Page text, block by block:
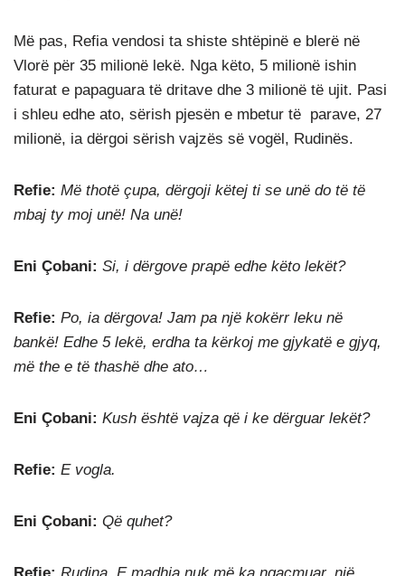
Më pas, Refia vendosi ta shiste shtëpinë e blerë në
Vlorë për 35 milionë lekë. Nga këto, 5 milionë ishin
faturat e papaguara të dritave dhe 3 milionë të ujit. Pasi
i shleu edhe ato, sërish pjesën e mbetur të parave, 27
milionë, ia dërgoi sërish vajzës së vogël, Rudinës.
Refie: Më thotë çupa, dërgoji këtej ti se unë do të të
mbaj ty moj unë! Na unë!
Eni Çobani: Si, i dërgove prapë edhe këto lekët?
Refie: Po, ia dërgova! Jam pa një kokërr leku në
bankë! Edhe 5 lekë, erdha ta kërkoj me gjykatë e gjyq,
më the e të thashë dhe ato…
Eni Çobani: Kush është vajza që i ke dërguar lekët?
Refie: E vogla.
Eni Çobani: Që quhet?